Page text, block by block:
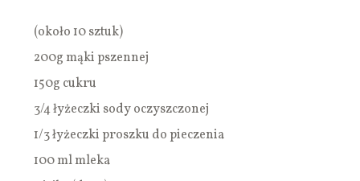
(około 10 sztuk)
200g mąki pszennej
150g cukru
3/4 łyżeczki sody oczyszczonej
1/3 łyżeczki proszku do pieczenia
100 ml mleka